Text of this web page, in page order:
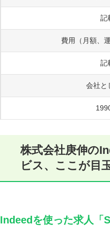
記
費用（月額、
記
会社と
株式会社庚伸の
ビス、ここが目
Indeedを使った求人「